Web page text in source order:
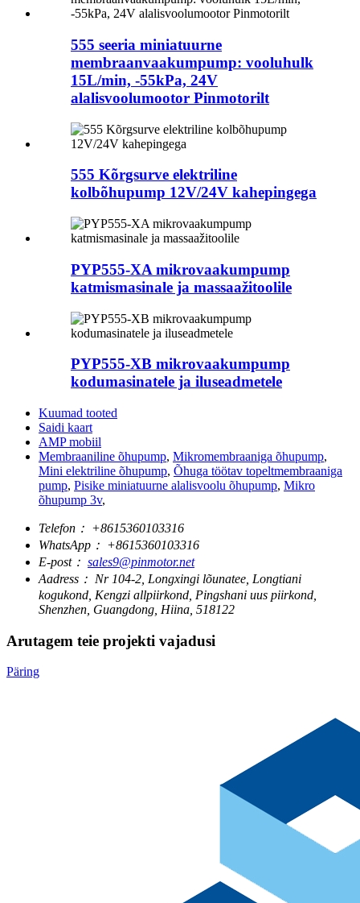
555 seeria miniatuurne
membraanvaakumpump: vooluhulk
15L/min, -55kPa, 24V
alalisvoolumootor Pinmotorilt
555 Kõrgsurve elektriline
kolbõhupump 12V/24V kahepingega
PYP555-XA mikrovaakumpump
katmismasinale ja massaažitoolile
PYP555-XB mikrovaakumpump
kodumasinatele ja iluseadmetele
Kuumad tooted
Saidi kaart
AMP mobiil
Membraaniline õhupump, Mikromembraaniga õhupump,
Mini elektriline õhupump, Õhuga töötav topeltmembraaniga
pump, Pisike miniatuurne alalisvoolu õhupump, Mikro
õhupump 3v,
Telefon： +8615360103316
WhatsApp： +8615360103316
E-post： sales9@pinmotor.net
Aadress： Nr 104-2, Longxingi lõunatee, Longtiani
kogukond, Kengzi allpiirkond, Pingshani uus piirkond,
Shenzhen, Guangdong, Hiina, 518122
Arutagem teie projekti vajadusi
Päring